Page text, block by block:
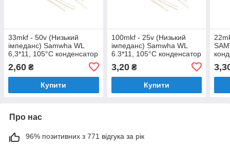
33mkf - 50v (Низький
імпеданс) Samwha WL
6,3*11, 105°C конденсатор
2,60 ₴
Купити
100mkf - 25v (Низький
імпеданс) Samwha WL
6.3*11, 105°C конденсатор
3,20₴
Купити
Про нас
96% позитивних з 771 відгука за рік